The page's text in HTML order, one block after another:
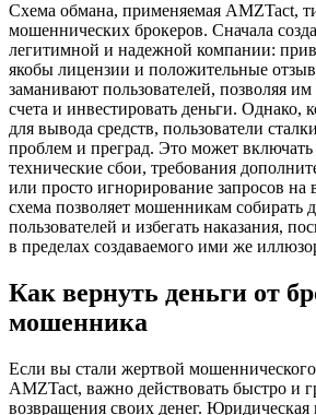
Схема обмана, применяемая AMZTact,
мошеннических брокеров. Сначала
легитимной и надежной компании:
якобы лицензии и положительные
заманивают пользователей, позволяя
счета и инвестировать деньги. Однако,
для вывода средств, пользователи
проблем и преград. Это может включать
технические сбои, требования
или просто игнорирование запросов на
схема позволяет мошенникам собирать
пользователей и избегать наказания,
в пределах создаваемого ими же
Как вернуть деньги от
мошенника
Если вы стали жертвой мошеннического
AMZTact, важно действовать быстро и
возвращения своих денег. Юридическая